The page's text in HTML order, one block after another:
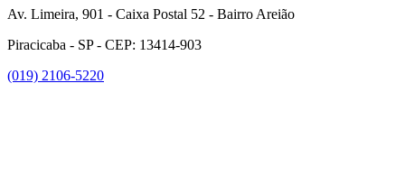
Av. Limeira, 901 - Caixa Postal 52 - Bairro Areião
Piracicaba - SP - CEP: 13414-903
(019) 2106-5220